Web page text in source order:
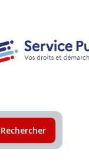
Rechercher